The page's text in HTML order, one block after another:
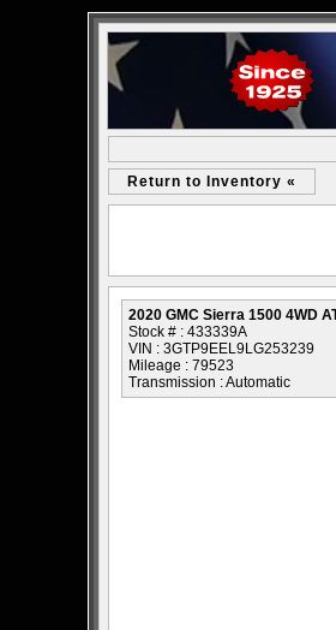
Return to Inventory «
2020 GMC Sierra 1500 4WD
Stock # : 433339A
VIN : 3GTP9EEL9LG253239
Mileage : 79523
Transmission : Automatic